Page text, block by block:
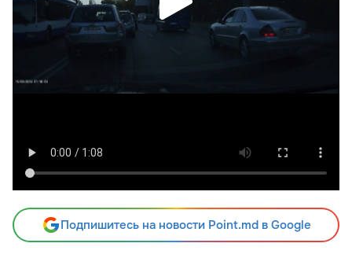
Подпишитесь на новости Point.md в Google